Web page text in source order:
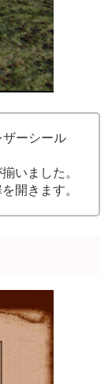
ーシール
いました。
開きます。